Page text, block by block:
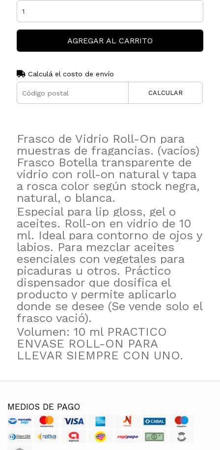
AGREGAR AL CARRITO
Calculá el costo de envío
CALCULAR
Frasco de Vidrio Roll-On para
muestras de fragancias. (vacíos)
Frasco Botella transparente de
vidrio con roll-on natural y tapa
a rosca color según stock negra,
natural, o blanca.
Especial para lip gloss, gel o
aceites. Roll-on en vidrio de 10
ml. Ideal para contorno de ojos y
labios. Para mezclar aceites
esenciales con vegetales para
picaduras u otros. Práctico
dispensador que dosifica el
producto y permite aplicarlo
donde se desee (Se vende solo el
frasco vació).
Volumen: 10 ml PRACTICO
ENVASE ROLL-ON PARA
LLEVAR SIEMPRE CON UNO.
MEDIOS DE PAGO